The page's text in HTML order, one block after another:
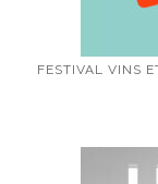
FESTIVAL VINS